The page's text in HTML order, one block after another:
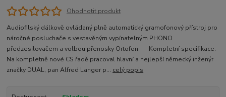
Ohodnotit produkt
Audiofilský dálkově ovládaný plně automatický gramofonový přístroj pro
náročné posluchače s vestavěným vypínatelným PHONO
předzesilovačem a volbou přenosky Ortofon Kompletní specifikace:
Na kompletně nové CS řadě pracoval hlavní a nejlepší německý inženýr
značky DUAL, pan Alfred Langer p... celý popis